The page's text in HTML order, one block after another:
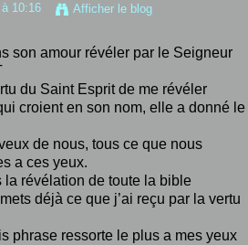
10:16 Afficher le blog
son amour révéler par le Seigneur
du Saint Esprit de me révéler
croient en son nom, elle a donné le
de nous, tous ce que nous
a ces yeux.
révélation de toute la bible
déjà ce que j’ai reçu par la vertu
phrase ressorte le plus a mes yeux